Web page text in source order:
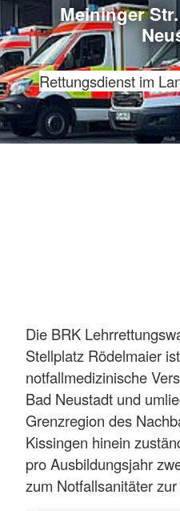
Meininger
Rettungsdienst im
Die BRK
Stellplatz Rödelmaier
notfallmedizinische
Bad Neustadt und
Grenzregion des
Kissingen hinein
pro Ausbildungsjahr
zum Notfallsanitäter